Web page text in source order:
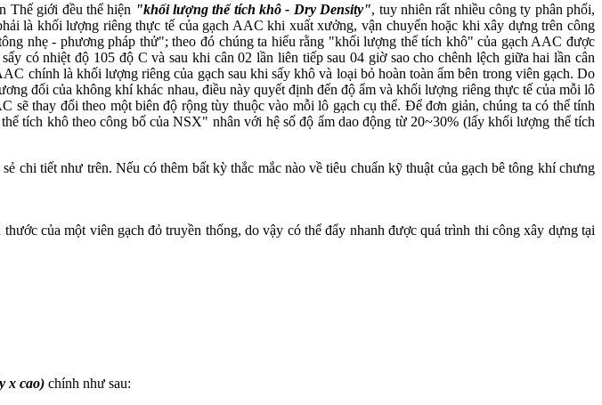
Thế giới đều thể hiện "khối lượng thể tích khô - Dry Density", tuy nhiên rất nhiều công ty phân phối,
là khối lượng riêng thực tế của gạch AAC khi xuất xưởng, vận chuyển hoặc khi xây dựng trên công
nhẹ - phương pháp thử"; theo đó chúng ta hiểu rằng "khối lượng thể tích khô" của gạch AAC được
có nhiệt độ 105 độ C và sau khi cân 02 lần liên tiếp sau 04 giờ sao cho chênh lệch giữa hai lần cân
chính là khối lượng riêng của gạch sau khi sấy khô và loại bỏ hoàn toàn ẩm bên trong viên gạch. Do
đối của không khí khác nhau, điều này quyết định đến độ ẩm và khối lượng riêng thực tế của mỗi lô
thay đổi theo một biên độ rộng tùy thuộc vào mỗi lô gạch cụ thể. Để đơn giản, chúng ta có thể tính
tích khô theo công bố của NSX" nhân với hệ số độ ẩm dao động từ 20~30% (lấy khối lượng thể tích
chi tiết như trên. Nếu có thêm bất kỳ thắc mắc nào về tiêu chuẩn kỹ thuật của gạch bê tông khí chưng
của một viên gạch đỏ truyền thống, do vậy có thể đẩy nhanh được quá trình thi công xây dựng tại
x cao) chính như sau: